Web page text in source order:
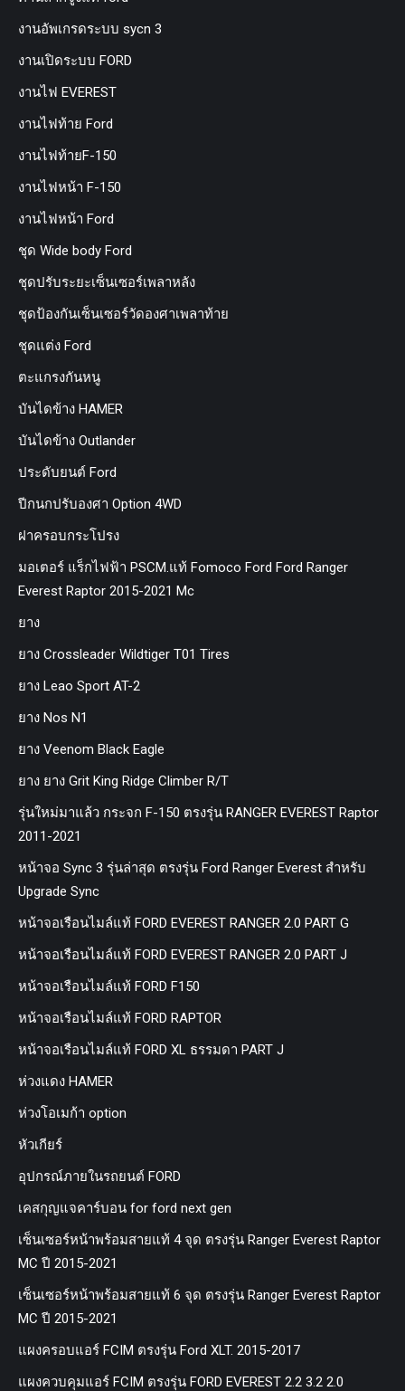
งานอัพเกรดระบบ sycn 3
งานเปิดระบบ FORD
งานไฟ EVEREST
งานไฟท้าย Ford
งานไฟท้ายF-150
งานไฟหน้า F-150
งานไฟหน้า Ford
ชุด Wide body Ford
ชุดปรับระยะเซ็นเซอร์เพลาหลัง
ชุดป้องกันเซ็นเซอร์วัดองศาเพลาท้าย
ชุดแต่ง Ford
ตะแกรงกันหนู
บันไดข้าง HAMER
บันไดข้าง Outlander
ประดับยนต์ Ford
ปีกนกปรับองศา Option 4WD
ฝาครอบกระโปรง
มอเตอร์ แร็กไฟฟ้า PSCM.แท้ Fomoco Ford Ford Ranger
Everest Raptor 2015-2021 Mc
ยาง
ยาง Crossleader Wildtiger T01 Tires
ยาง Leao Sport AT-2
ยาง Nos N1
ยาง Veenom Black Eagle
ยาง ยาง Grit King Ridge Climber R/T
รุ่นใหม่มาแล้ว กระจก F-150 ตรงรุ่น RANGER EVEREST Raptor
2011-2021
หน้าจอ Sync 3 รุ่นล่าสุด ตรงรุ่น Ford Ranger Everest สำหรับ
Upgrade Sync
หน้าจอเรือนไมล์แท้ FORD EVEREST RANGER 2.0 PART G
หน้าจอเรือนไมล์แท้ FORD EVEREST RANGER 2.0 PART J
หน้าจอเรือนไมล์แท้ FORD F150
หน้าจอเรือนไมล์แท้ FORD RAPTOR
หน้าจอเรือนไมล์แท้ FORD XL ธรรมดา PART J
ห่วงแดง HAMER
ห่วงโอเมก้า option
หัวเกียร์
อุปกรณ์ภายในรถยนต์ FORD
เคสกุญแจคาร์บอน for ford next gen
เซ็นเซอร์หน้าพร้อมสายแท้ 4 จุด ตรงรุ่น Ranger Everest Raptor
MC ปี 2015-2021
เซ็นเซอร์หน้าพร้อมสายแท้ 6 จุด ตรงรุ่น Ranger Everest Raptor
MC ปี 2015-2021
แผงครอบแอร์ FCIM ตรงรุ่น Ford XLT. 2015-2017
แผงควบคุมแอร์ FCIM ตรงรุ่น FORD EVEREST 2.2 3.2 2.0